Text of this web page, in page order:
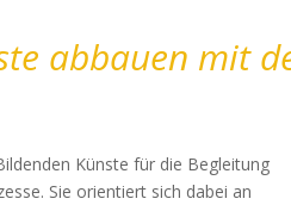
abbauen mit
Künste für die Begleitung
Sie orientiert sich dabei an